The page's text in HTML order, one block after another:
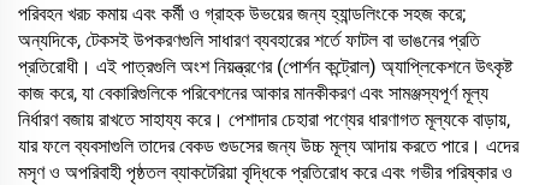
পরিবহন খরচ কমায় এবং কর্মী ও গ্রাহক উভয়ের জন্য হ্যান্ডলিংকে সহজ করে;
অন্যদিকে, টেকসই উপকরণগুলি সাধারণ ব্যবহারের শর্তে ফাটল বা ভাঙনের প্রতি
প্রতিরোধী। এই পাত্রগুলি অংশ নিয়ন্ত্রণের (পোর্শন কন্ট্রোল) অ্যাপ্লিকেশনে উৎকৃষ্ট
কাজ করে, যা বেকারিগুলিকে পরিবেশনের আকার মানকীকরণ এবং সামঞ্জস্যপূর্ণ মূল্য
নির্ধারণ বজায় রাখতে সাহায্য করে। পেশাদার চেহারা পণ্যের ধারণাগত মূল্যকে বাড়ায়,
যার ফলে ব্যবসাগুলি তাদের বেকড গুডসের জন্য উচ্চ মূল্য আদায় করতে পারে। এদের
মসৃণ ও অপরিবাহী পৃষ্ঠতল ব্যাকটেরিয়া বৃদ্ধিকে প্রতিরোধ করে এবং গভীর পরিষ্কার ও